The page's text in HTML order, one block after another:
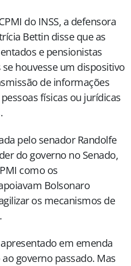
do INSS, a defensora
Bettin disse que as
e pensionistas
houvesse um dispositivo
de informações
físicas ou jurídicas
pelo senador Randolfe
do governo no Senado,
como os
Bolsonaro
os mecanismos de
em emenda
governo passado. Mas